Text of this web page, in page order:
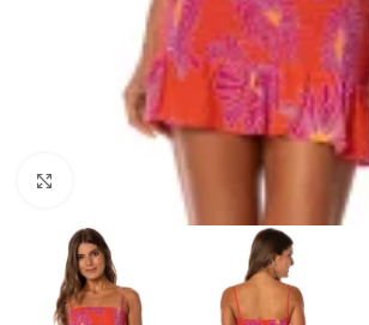
Haga clic para ampliar